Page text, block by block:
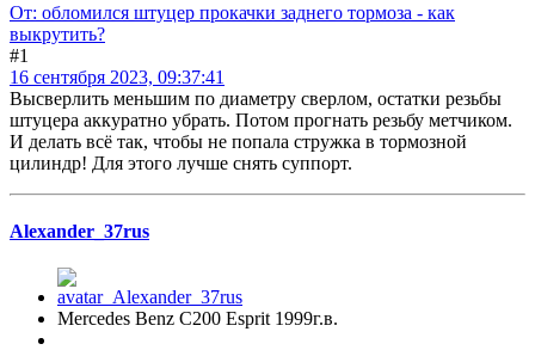
От: обломился штуцер прокачки заднего тормоза - как
выкрутить?
#1
16 сентября 2023, 09:37:41
Высверлить меньшим по диаметру сверлом, остатки резьбы
штуцера аккуратно убрать. Потом прогнать резьбу метчиком.
И делать всё так, чтобы не попала стружка в тормозной
цилиндр! Для этого лучше снять суппорт.
Alexander_37rus
Mercedes Benz C200 Esprit 1999г.в.